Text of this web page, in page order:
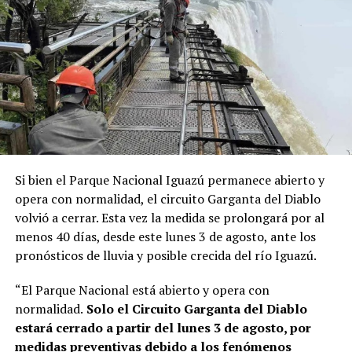
soldadura y toda la infraestructura de capacitación
pensé inmediatamente en nuestros chicos. Me pareció
un sistema muy práctico y una experiencia que podía
marcarles el futuro”, contó Lory.
A partir de ese contacto, el director del instituto le
ofreciódos becas de capacitacióngratuita por un mes
para operarios de la empresa, con la condición de que
cubriera los pasajes aéreos.La propuesta fue aceptada
de inmediato.
“Mi esposa es profesora de alemán en una escuela
técnica. Esa misma noche la llamé desde Alemania y
hacerlo’”, recordó.
Estudiar alemán para llegar a Alemania
Si bien el Parque Nacional Iguazú permanece abierto y
opera con normalidad, el circuito Garganta del Diablo
volvió a cerrar. Esta vez la medida se prolongará por al
menos 40 días, desde este lunes 3 de agosto, ante los
pronósticos de lluvia y posible crecida del río Iguazú.
“El Parque Nacional está abierto y opera con
normalidad. Solo el Circuito Garganta del Diablo
estará cerrado a partir del lunes 3 de agosto, por
medidas preventivas debido a los fenómenos